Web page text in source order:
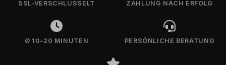
SSL-VERSCHLÜSSELT ZAHLUNG NACH ERFOLG
Ø 10–20 MINUTEN PERSÖNLICHE BERATUNG